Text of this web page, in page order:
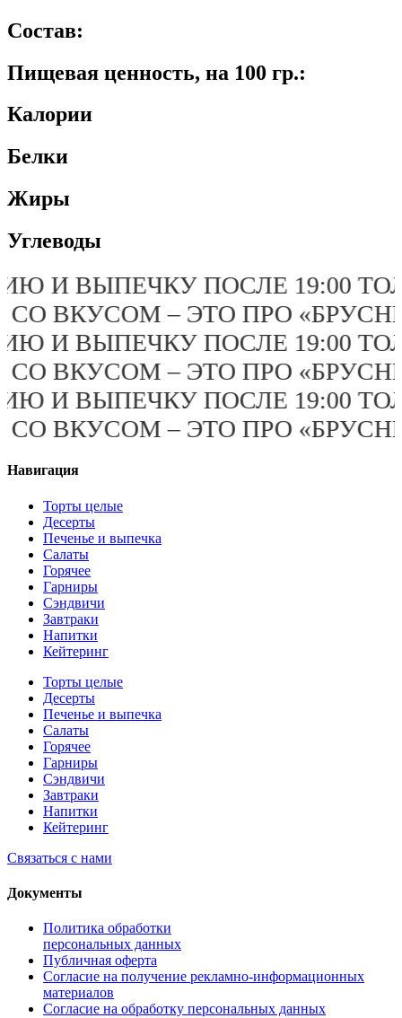
Состав:
Пищевая ценность, на 100 гр.:
Калории
Белки
Жиры
Углеводы
И ВЫПЕЧКУ ПОСЛЕ 19:00
СО ВКУСОМ – ЭТО ПРО
И ВЫПЕЧКУ ПОСЛЕ 19:00
СО ВКУСОМ – ЭТО ПРО
И ВЫПЕЧКУ ПОСЛЕ 19:00
СО ВКУСОМ – ЭТО ПРО
Навигация
Торты целые
Десерты
Печенье и выпечка
Салаты
Горячее
Гарниры
Сэндвичи
Завтраки
Напитки
Кейтеринг
Торты целые
Десерты
Печенье и выпечка
Салаты
Горячее
Гарниры
Сэндвичи
Завтраки
Напитки
Кейтеринг
Связаться с нами
Документы
Политика обработки
персональных данных
Публичная оферта
Согласие на получение рекламно-информационных
материалов
Согласие на обработку персональных данных